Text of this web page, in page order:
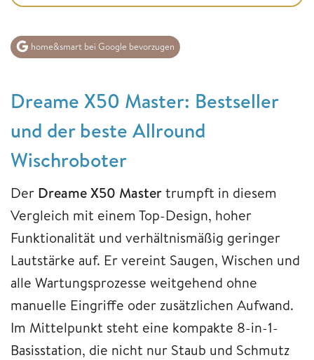
home&smart bei Google bevorzugen
Dreame X50 Master: Bestseller
und der beste Allround
Wischroboter
Der Dreame X50 Mastertrumpft in diesem
Vergleich mit einem Top-Design, hoher
Funktionalität und verhältnismäßig geringer
Lautstärke auf. Er vereint Saugen, Wischen und
alle Wartungsprozesse weitgehend ohne
manuelle Eingriffe oder zusätzlichen Aufwand.
Im Mittelpunkt steht eine kompakte 8-in-1-
Basisstation, die nicht nur Staub und Schmutz